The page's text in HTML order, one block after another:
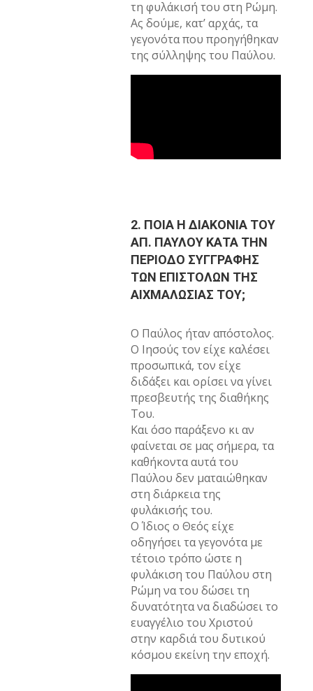
τη φυλάκισή του στη Ρώμη.
Ας δούμε, κατ’ αρχάς, τα
γεγονότα που προηγήθηκαν
της σύλληψης του Παύλου.
2. ΠΟΙΑ Η ΔΙΑΚΟΝΙΑ ΤΟΥ
ΑΠ. ΠΑΥΛΟΥ ΚΑΤΑ ΤΗΝ
ΠΕΡΙΟΔΟ ΣΥΓΓΡΑΦΗΣ
ΤΩΝ ΕΠΙΣΤΟΛΩΝ ΤΗΣ
ΑΙΧΜΑΛΩΣΙΑΣ ΤΟΥ;
Ο Παύλος ήταν απόστολος.
Ο Ιησούς τον είχε καλέσει
προσωπικά, τον είχε
διδάξει και ορίσει να γίνει
πρεσβευτής της διαθήκης
Του.
Και όσο παράξενο κι αν
φαίνεται σε μας σήμερα, τα
καθήκοντα αυτά του
Παύλου δεν ματαιώθηκαν
στη διάρκεια της
φυλάκισής του.
Ο Ίδιος ο Θεός είχε
οδηγήσει τα γεγονότα με
τέτοιο τρόπο ώστε η
φυλάκιση του Παύλου στη
Ρώμη να του δώσει τη
δυνατότητα να διαδώσει το
ευαγγέλιο του Χριστού
στην καρδιά του δυτικού
κόσμου εκείνη την εποχή.